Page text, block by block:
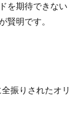
を期待できない
賢明です。
振りされたオリ